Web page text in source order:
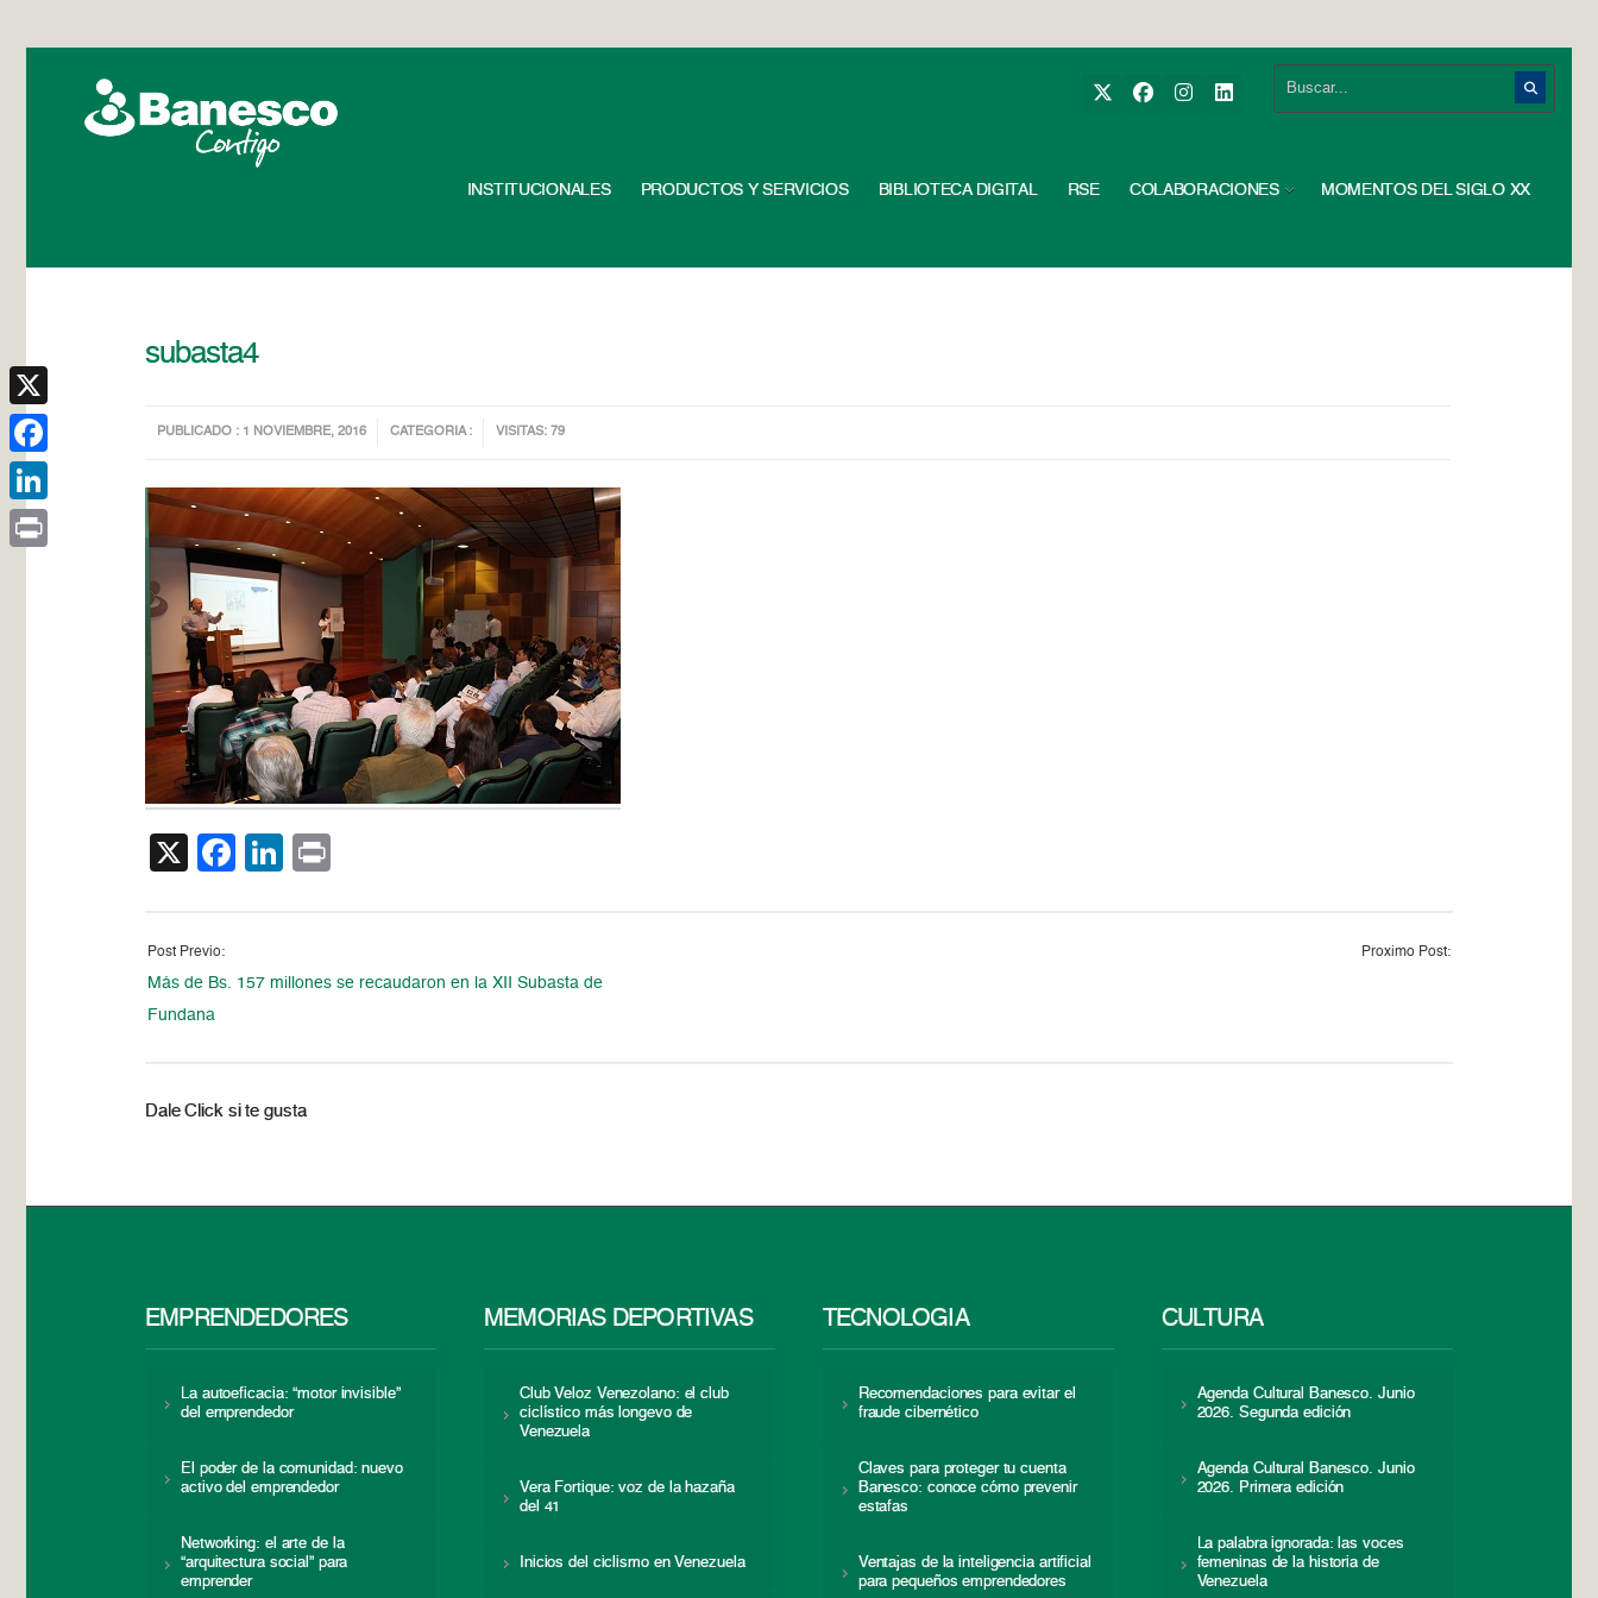
INSTITUCIONALES PRODUCTOS Y SERVICIOS BIBLIOTECA DIGITAL RSE COLABORACIONES MOMENTOS DEL SIGLO XX
subasta4
PUBLICADO : 1 NOVIEMBRE, 2016 CATEGORIA : VISITAS: 79
X Facebook
LinkedIn
Post Previo:
Más de Bs. 157 millones se recaudaron en la XII Subasta de
Fundana
Proximo Post:
Dale Click si te gusta
EMPRENDEDORES
La autoeficacia: “motor invisible”
del emprendedor
El poder de la comunidad: nuevo
activo del emprendedor
Networking: el arte de la
“arquitectura social” para
emprender
MEMORIAS DEPORTIVAS
Club Veloz Venezolano: el club
ciclístico más longevo de
Venezuela
Vera Fortique: voz de la hazaña
del 41
Inicios del ciclismo en Venezuela
TECNOLOGÍA
Recomendaciones para evitar el
fraude cibernético
Claves para proteger tu cuenta
Banesco: conoce cómo prevenir
estafas
Ventajas de la inteligencia artificial
para pequeños emprendedores
CULTURA
Agenda Cultural Banesco. Junio
2026. Segunda edición
Agenda Cultural Banesco. Junio
2026. Primera edición
La palabra ignorada: las voces
femeninas de la historia de
Venezuela
X
Facebook
LinkedIn